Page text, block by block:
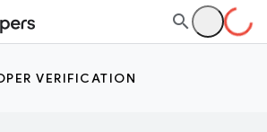
VERIFICATION